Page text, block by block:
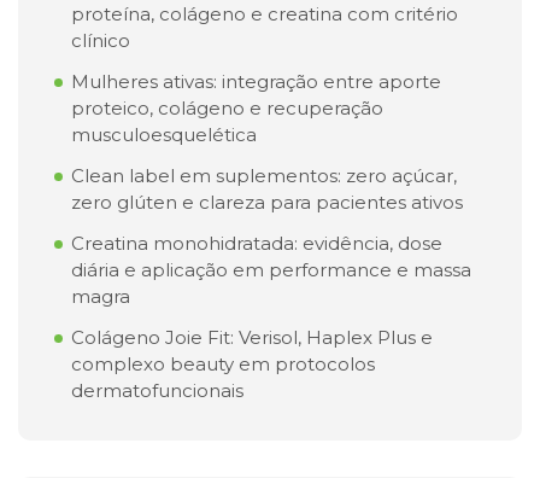
proteína, colágeno e creatina com critério
clínico
Mulheres ativas: integração entre aporte
proteico, colágeno e recuperação
musculoesquelética
Clean label em suplementos: zero açúcar,
zero glúten e clareza para pacientes ativos
Creatina monohidratada: evidência, dose
diária e aplicação em performance e massa
magra
Colágeno Joie Fit: Verisol, Haplex Plus e
complexo beauty em protocolos
dermatofuncionais